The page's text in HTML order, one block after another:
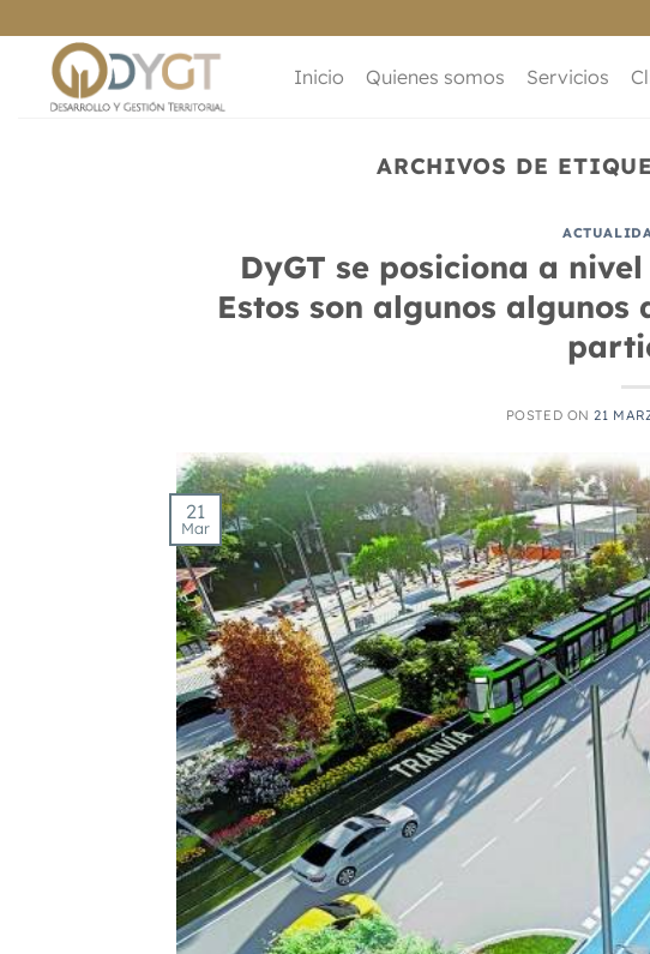
al
contenido
Inicio Quienes somos Servicios
ARCHIVOS DE
DyGT se posiciona a
Estos son algunos algunos
POSTED ON21
21
Mar